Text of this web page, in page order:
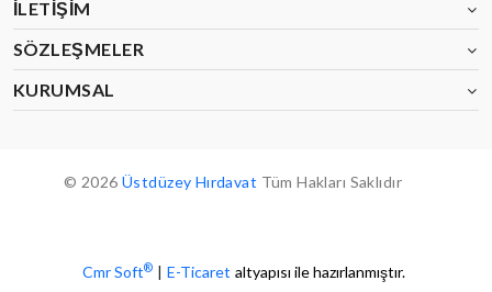
İLETIŞIM
SÖZLEŞMELER
KURUMSAL
© 2026 Üstdüzey Hırdavat Tüm Hakları Saklıdır
Cmr Soft® | E-Ticaret altyapısı ile hazırlanmıştır.